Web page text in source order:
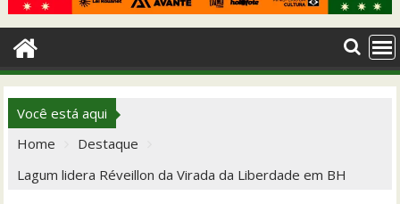
Você está aqui
Home
Destaque
Lagum lidera Réveillon da Virada da Liberdade em BH